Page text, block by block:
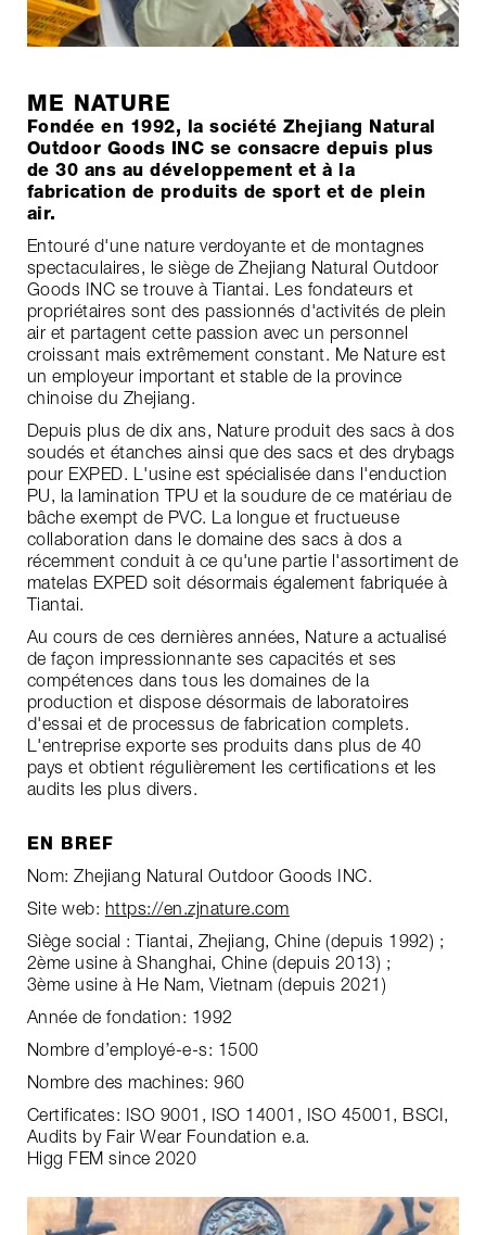
ME NATURE
Fondée en 1992, la société Zhejiang Natural
Outdoor Goods INC se consacre depuis plus
de 30 ans au développement et à la
fabrication de produits de sport et de plein
air.
Entouré d'une nature verdoyante et de montagnes
spectaculaires, le siège de Zhejiang Natural Outdoor
Goods INC se trouve à Tiantai. Les fondateurs et
propriétaires sont des passionnés d'activités de plein
air et partagent cette passion avec un personnel
croissant mais extrêmement constant. Me Nature est
un employeur important et stable de la province
chinoise du Zhejiang.
Depuis plus de dix ans, Nature produit des sacs à dos
soudés et étanches ainsi que des sacs et des drybags
pour EXPED. L'usine est spécialisée dans l'enduction
PU, la lamination TPU et la soudure de ce matériau de
bâche exempt de PVC. La longue et fructueuse
collaboration dans le domaine des sacs à dos a
récemment conduit à ce qu'une partie l'assortiment de
matelas EXPED soit désormais également fabriquée à
Tiantai.
Au cours de ces dernières années, Nature a actualisé
de façon impressionnante ses capacités et ses
compétences dans tous les domaines de la
production et dispose désormais de laboratoires
d'essai et de processus de fabrication complets.
L'entreprise exporte ses produits dans plus de 40
pays et obtient régulièrement les certifications et les
audits les plus divers.
EN BREF
Nom: Zhejiang Natural Outdoor Goods INC.
Site web: https://en.zjnature.com
Siège social : Tiantai, Zhejiang, Chine (depuis 1992) ;
2ème usine à Shanghai, Chine (depuis 2013) ;
3ème usine à He Nam, Vietnam (depuis 2021)
Année de fondation: 1992
Nombre d’employé-e-s: 1500
Nombre des machines: 960
Certificates: ISO 9001, ISO 14001, ISO 45001, BSCI,
Audits by Fair Wear Foundation e.a.
Higg FEM since 2020